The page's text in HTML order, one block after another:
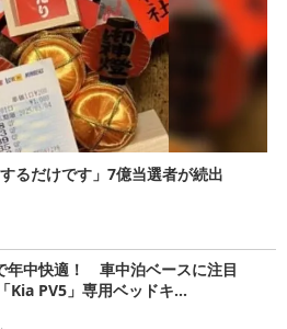
るだけです」7億当選者が続出
年中快適！ 車中泊ベースに注目
Kia PV5」専用ベッドキ...